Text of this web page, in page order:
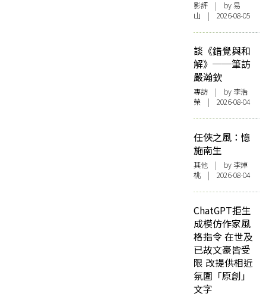
影評 | by 易
山 | 2026-08-05
談《錯覺與和
解》──筆訪
嚴瀚欽
專訪 | by 李浩
榮 | 2026-08-04
任俠之風：憶
施南生
其他 | by 李焯
桃 | 2026-08-04
ChatGPT拒生
成模仿作家風
格指令 在世及
已故文豪皆受
限 改提供相近
氛圍「原創」
文字